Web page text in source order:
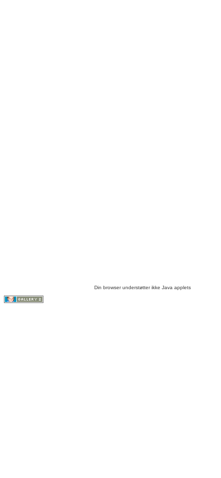
Din browser understøtter ikke Java applets